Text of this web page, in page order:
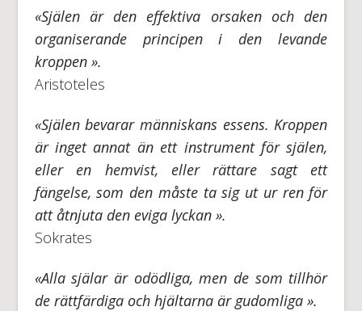
«Själen är den effektiva orsaken och den
organiserande principen i den levande
kroppen ».
Aristoteles
«Själen bevarar människans essens. Kroppen
är inget annat än ett instrument för själen,
eller en hemvist, eller rättare sagt ett
fängelse, som den måste ta sig ut ur ren för
att åtnjuta den eviga lyckan ».
Sokrates
«Alla själar är odödliga, men de som tillhör
de rättfärdiga och hjältarna är gudomliga ».